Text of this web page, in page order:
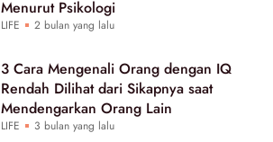
Menurut Psikologi
LIFE 2 bulan yang lalu
3 Cara Mengenali Orang dengan IQ
Rendah Dilihat dari Sikapnya saat
Mendengarkan Orang Lain
LIFE 3 bulan yang lalu